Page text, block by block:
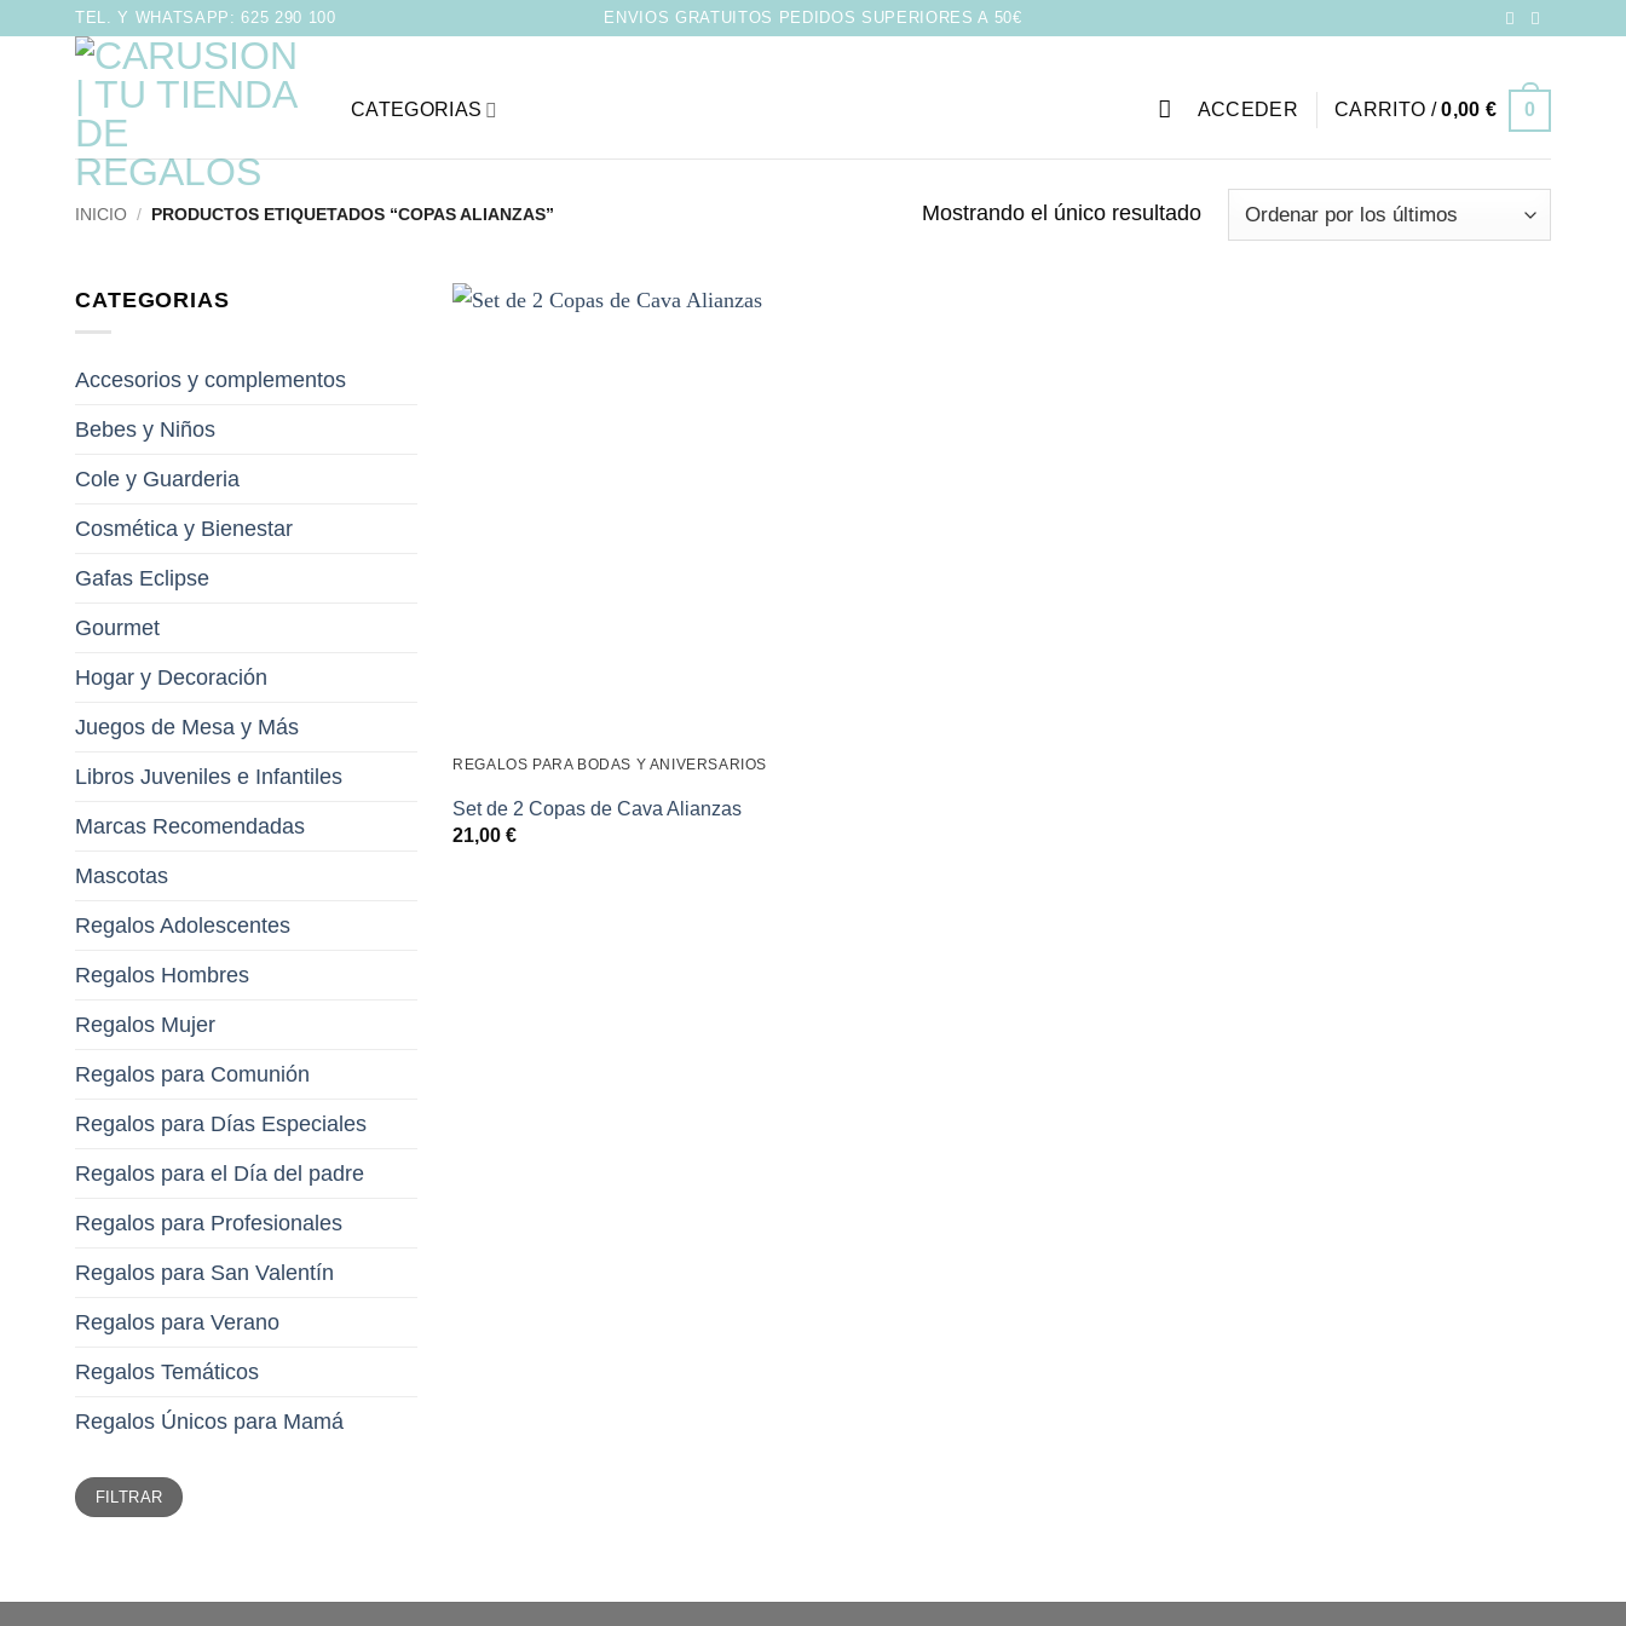
contenido
TEL. Y WHATSAPP: 625 290 100 ENVIOS GRATUITOS PEDIDOS SUPERIORES A 50€
CATEGORIAS ACCEDER CARRITO /0,00 € 0
INICIO / PRODUCTOS ETIQUETADOS “COPAS ALIANZAS” Mostrando el único resultado
CATEGORIAS
Accesorios y complementos
Bebes y Niños
Cole y Guarderia
Cosmética y Bienestar
Gafas Eclipse
Gourmet
Hogar y Decoración
Juegos de Mesa y Más
Libros Juveniles e Infantiles
Marcas Recomendadas
Mascotas
Regalos Adolescentes
Regalos Hombres
Regalos Mujer
Regalos para Comunión
Regalos para Días Especiales
Regalos para el Día del padre
Regalos para Profesionales
Regalos para San Valentín
Regalos para Verano
Regalos Temáticos
Regalos Únicos para Mamá
Precio
mínimo
Precio
máximo
FILTRAR
REGALOS PARA BODAS Y ANIVERSARIOS
Set de 2 Copas de Cava Alianzas
21,00€